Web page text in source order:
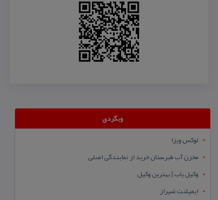
وبگردی
لوکس ویزا
مخزن آب طبرستان خرید از نمایندگی اصلی
وکیل یاب | بهترین وکیل
ایمپلنت شیراز